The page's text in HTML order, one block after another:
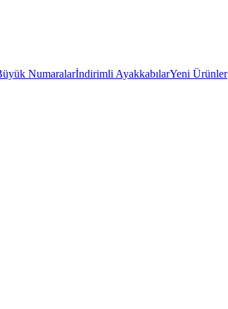
Numaralarİndirimli AyakkabılarYeni Ürünler